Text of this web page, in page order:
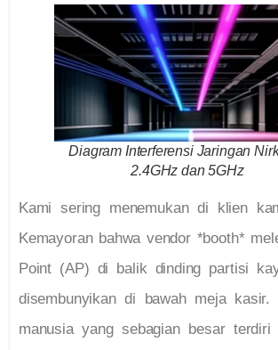
Diagram Interferensi Jaringan
2.4GHz dan 5GHz
Kami sering menemukan di klien
Kemayoran bahwa vendor *booth*
Point (AP) di balik dinding partisi
disembunyikan di bawah meja kasir.
manusia yang sebagian besar